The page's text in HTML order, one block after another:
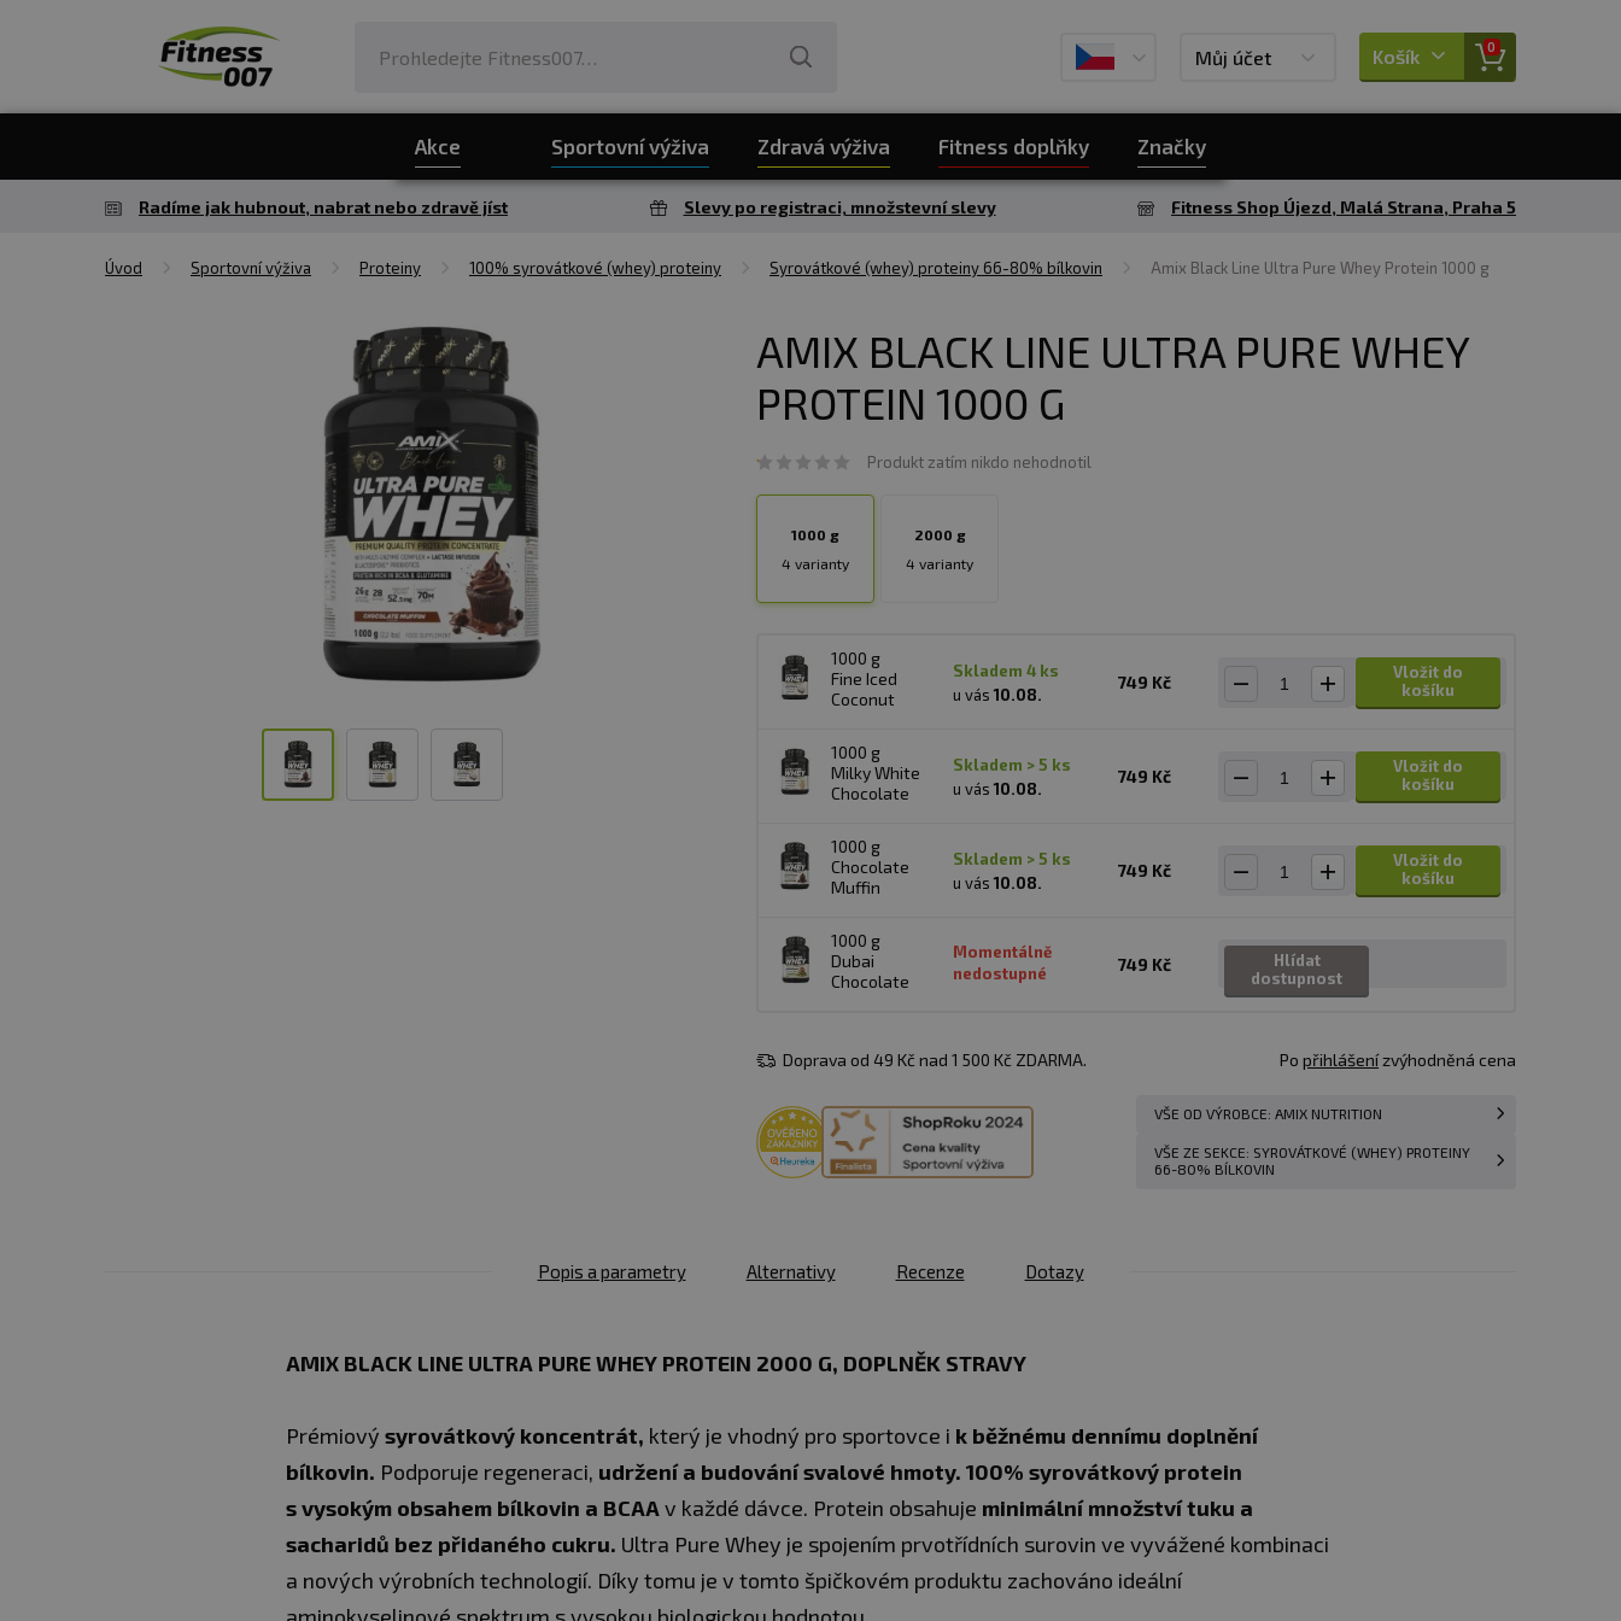
Můj účet Košík 0
Akce Sportovní výživa Zdravá výživa Fitness doplňky Značky
Radíme jak hubnout, nabrat nebo zdravě jíst Slevy po registraci, množstevní slevy Fitness Shop Újezd, Malá Strana, Praha 5
Úvod Sportovní výživa Proteiny 100% syrovátkové (whey) proteiny Syrovátkové (whey) proteiny 66-80% bílkovin Amix Black Line Ultra Pure Whey Protein 1000 g
AMIX BLACK LINE ULTRA PURE WHEY
PROTEIN 1000 G
Produkt zatím nikdo nehodnotil
1000 g
4 varianty
2000 g
4 varianty
1000 g
Fine Iced
Coconut
skladem 4 ks
u vás10.08.
749 Kč
Vložit do
košíku
1000 g
Milky White
Chocolate
skladem > 5 ks
u vás10.08.
749 Kč
Vložit do
košíku
1000 g
Chocolate
Muffin
skladem > 5 ks
u vás10.08.
749 Kč
Vložit do
košíku
1000 g
Dubai
Chocolate
Momentálně
nedostupné
749 Kč
Hlídat
dostupnost
Doprava od 49 Kč nad 1 500 Kč ZDARMA. Po přihlášenízvýhodněná cena
VŠE OD VÝROBCE: AMIX NUTRITION
VŠE ZE SEKCE: SYROVÁTKOVÉ (WHEY) PROTEINY
66-80% BÍLKOVIN
Popis a parametry Alternativy Recenze Dotazy
AMIX BLACK LINE ULTRA PURE WHEY PROTEIN 2000 G, DOPLNĚK STRAVY
Prémiový syrovátkový koncentrát, který je vhodný pro sportovce i k běžnému dennímu doplnění
bílkovin. Podporuje regeneraci, udržení a budování svalové hmoty. 100% syrovátkový protein
s vysokým obsahem bílkovin a BCAA v každé dávce. Protein obsahuje minimální množství tuku a
sacharidů bez přidaného cukru. Ultra Pure Whey je spojením prvotřídních surovin ve vyvážené kombinaci
a nových výrobních technologií. Díky tomu je v tomto špičkovém produktu zachováno ideální